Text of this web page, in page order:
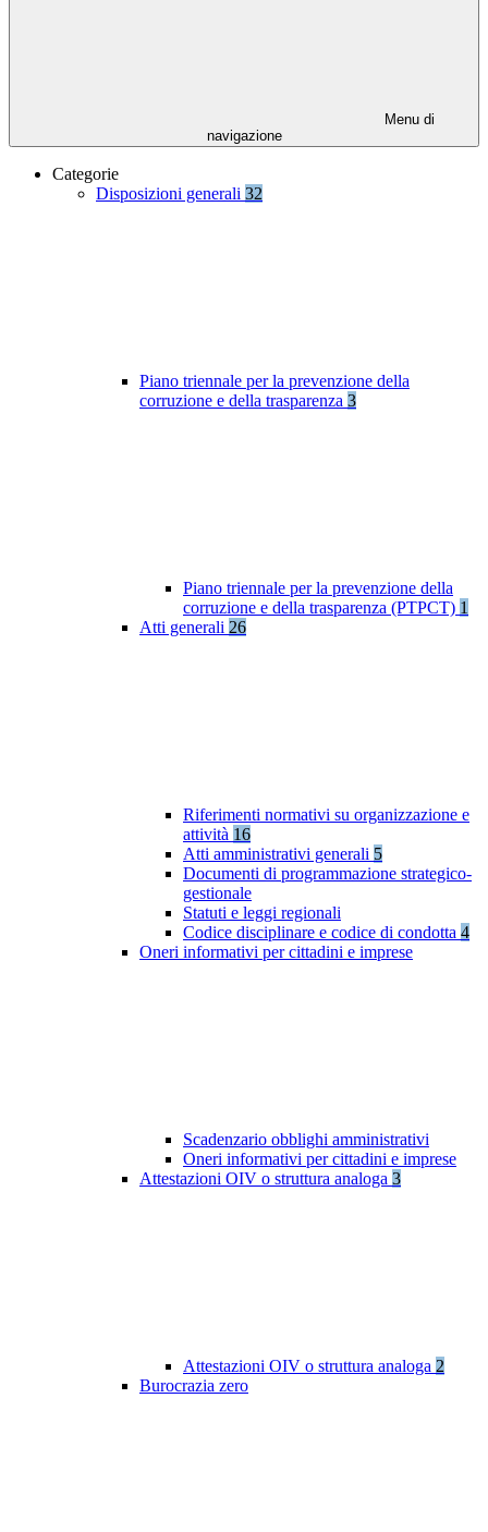
Menu di
navigazione
Categorie
Disposizioni generali 32
Piano triennale per la prevenzione della
corruzione e della trasparenza 3
Piano triennale per la prevenzione della
corruzione e della trasparenza (PTPCT) 1
Atti generali 26
Riferimenti normativi su organizzazione e
attività 16
Atti amministrativi generali 5
Documenti di programmazione strategico-
gestionale
Statuti e leggi regionali
Codice disciplinare e codice di condotta 4
Oneri informativi per cittadini e imprese
Scadenzario obblighi amministrativi
Oneri informativi per cittadini e imprese
Attestazioni OIV o struttura analoga 3
Attestazioni OIV o struttura analoga 2
Burocrazia zero